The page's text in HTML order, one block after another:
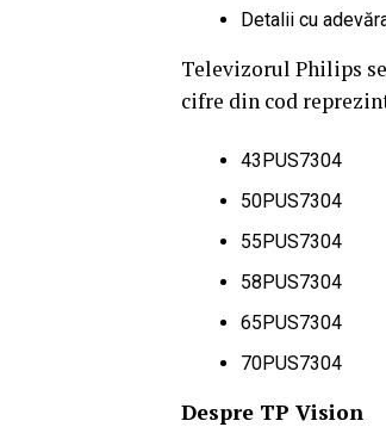
Detalii cu
Televizorul Philips
cifre din cod
43PUS7304
50PUS7304
55PUS7304
58PUS7304
65PUS7304
70PUS7304
Despre TP Vision